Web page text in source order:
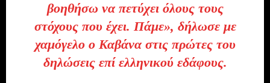
βοηθήσω να πετύχει όλους τους
στόχους που έχει. Πάμε», δήλωσε με
χαμόγελο ο Καβάνα στις πρώτες του
δηλώσεις επί ελληνικού εδάφους.